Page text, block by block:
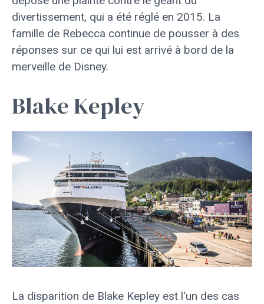
divertissement, qui a été réglé en 2015. La
famille de Rebecca continue de pousser à des
réponses sur ce qui lui est arrivé à bord de la
merveille de Disney.
Blake Kepley
La disparition de Blake Kepley est l'un des cas